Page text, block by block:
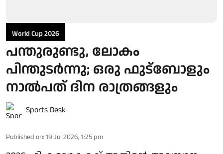
World Cup 2026
പന്തുരുണ്ടു, ലോകം
പിന്തുടര്‍ന്നു; ഒരു ഫുട്‌ബോളും
നാല്‍പത് ദിന രാത്രങ്ങളും
Sports Desk
Published on: 19 Jul 2026, 1:25 pm